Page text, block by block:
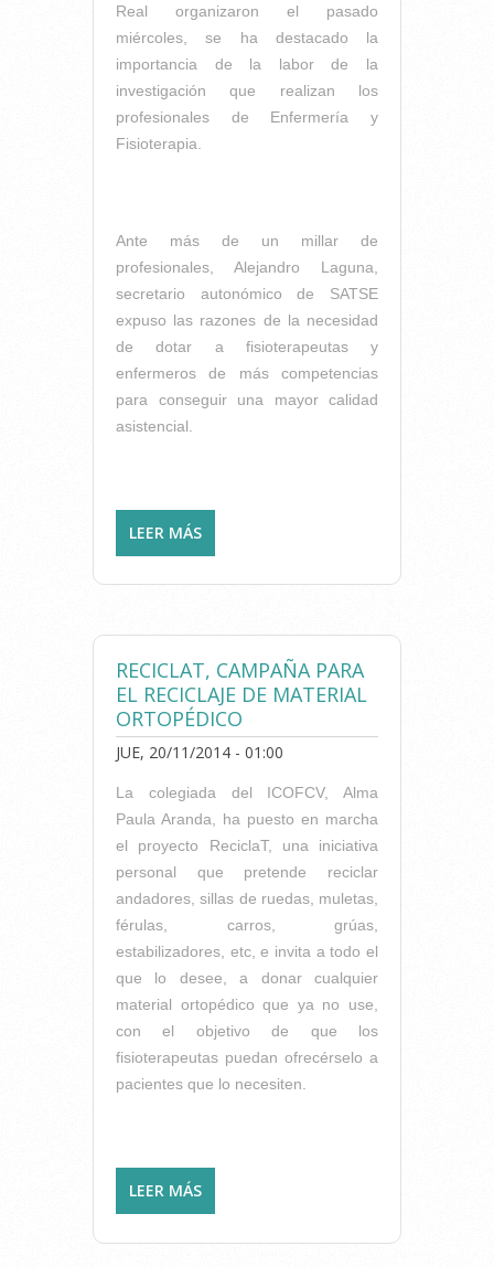
Real organizaron el pasado
miércoles, se ha destacado la
importancia de la labor de la
investigación que realizan los
profesionales de Enfermería y
Fisioterapia.
Ante más de un millar de
profesionales, Alejandro Laguna,
secretario autonómico de SATSE
expuso las razones de la necesidad
de dotar a fisioterapeutas y
enfermeros de más competencias
para conseguir una mayor calidad
asistencial.
LEER MÁS
COMPETENCIAS PARA
ENFERMEROS Y
MEJORAR ASÍ LA CALIDAD
ASISTENCIAL
RECICLAT, CAMPAÑA PARA
EL RECICLAJE DE MATERIAL
ORTOPÉDICO
JUE, 20/11/2014 - 01:00
La colegiada del ICOFCV, Alma
Paula Aranda, ha puesto en marcha
el proyecto ReciclaT, una iniciativa
personal que pretende reciclar
andadores, sillas de ruedas, muletas,
férulas, carros, grúas,
estabilizadores, etc, e invita a todo el
que lo desee, a donar cualquier
material ortopédico que ya no use,
con el objetivo de que los
fisioterapeutas puedan ofrecérselo a
pacientes que lo necesiten.
LEER MÁS
PARA EL RECICLAJE DE
MATERIAL ORTOPÉDICO